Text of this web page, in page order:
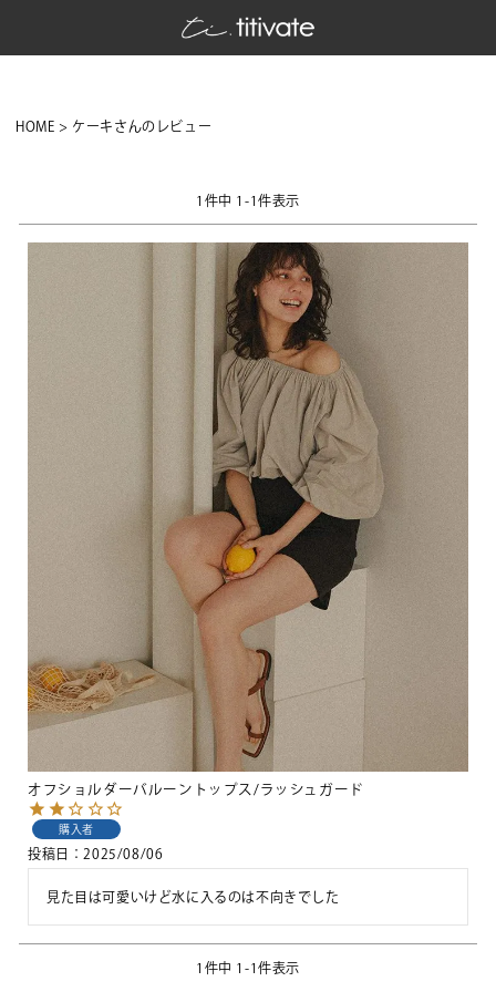
HOME ケーキさんのレビュー
1 件中 1 -1件表示
オフショルダーバルーントップス/ラッシュガード
購入者
投稿日 2025/08/06
見た目は可愛いけど水に入るのは不向きでした
1 件中 1 -1件表示